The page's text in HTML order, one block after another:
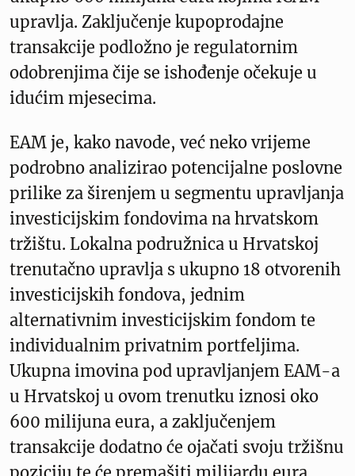
upravlja. Zaključenje kupoprodajne
transakcije podložno je regulatornim
odobrenjima čije se ishođenje očekuje u
idućim mjesecima.
EAM je, kako navode, već neko vrijeme
podrobno analizirao potencijalne poslovne
prilike za širenjem u segmentu upravljanja
investicijskim fondovima na hrvatskom
tržištu. Lokalna podružnica u Hrvatskoj
trenutačno upravlja s ukupno 18 otvorenih
investicijskih fondova, jednim
alternativnim investicijskim fondom te
individualnim privatnim portfeljima.
Ukupna imovina pod upravljanjem EAM-a
u Hrvatskoj u ovom trenutku iznosi oko
600 milijuna eura, a zaključenjem
transakcije dodatno će ojačati svoju tržišnu